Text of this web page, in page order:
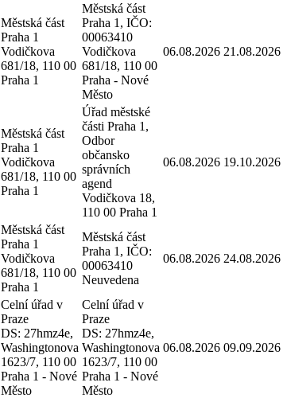
Městská část
Praha 1
Vodičkova
681/18, 110 00
Praha 1
Městská část
Praha 1, IČO:
00063410
Vodičkova
681/18, 110 00
Praha - Nové
Město
06.08.2026 21.08.2026
Městská část
Praha 1
Vodičkova
681/18, 110 00
Praha 1
Úřad městské
části Praha 1,
Odbor
občansko
správních
agend
Vodičkova 18,
110 00 Praha 1
06.08.2026 19.10.2026
Městská část
Praha 1
Vodičkova
681/18, 110 00
Praha 1
Městská část
Praha 1, IČO:
00063410
Neuvedena
06.08.2026 24.08.2026
Celní úřad v
Praze
DS: 27hmz4e,
Washingtonova
1623/7, 110 00
Praha 1 - Nové
Město
Celní úřad v
Praze
DS: 27hmz4e,
Washingtonova
1623/7, 110 00
Praha 1 - Nové
Město
06.08.2026 09.09.2026